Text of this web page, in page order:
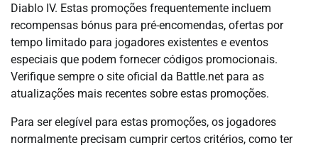
Diablo IV. Estas promoções frequentemente incluem
recompensas bónus para pré-encomendas, ofertas por
tempo limitado para jogadores existentes e eventos
especiais que podem fornecer códigos promocionais.
Verifique sempre o site oficial da Battle.net para as
atualizações mais recentes sobre estas promoções.
Para ser elegível para estas promoções, os jogadores
normalmente precisam cumprir certos critérios, como ter